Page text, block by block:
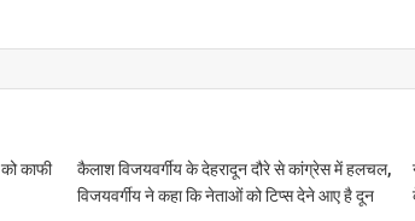
काफी
कैलाश विजयवर्गीय के देहरादून दौरे से कांग्रेस में हलचल,
विजयवर्गीय ने कहा कि नेताओं को टिप्स देने आए है दून